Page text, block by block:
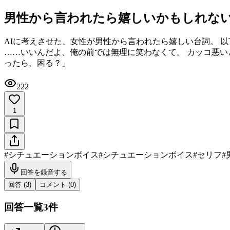
男性から言われたら嬉しいかもしれな
AIに考えさせた、女性が男性から言われたら嬉しい台詞。
……いいんだよ、俺の前では無理に笑わなくて。 カッコ悪
ったら、困る？」
222
1
#シチュエーションボイス#シチュエーションボイス#セリフ#
回答を録音する
回答 (3) コメント (0)
回答一覧3件